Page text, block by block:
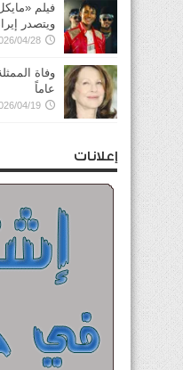
فيلم
ويتصدر
04/28
عاماً
04/19
إعلانات